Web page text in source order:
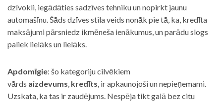
dzīvokli, iegādāties sadzīves tehniku un nopirkt jaunu
automašīnu. Šāds dzīves stila veids nonāk pie tā, ka, kredīta
maksājumi pārsniedz ikmēneša ienākumus, un parādu slogs
paliek lielāks un lielāks.
Apdomīgie: šo kategoriju cilvēkiem
vārds aizdevums, kredīts, ir apkaunojoši un nepieņemami.
Uzskata, ka tas ir zaudējums. Nespēja tikt galā bez citu